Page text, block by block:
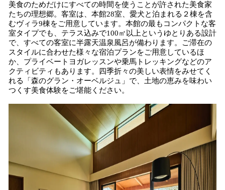
美食のためだけにすべての時間を使うことが許された美食家
たちの理想郷。客室は、本館28室、愛犬と泊まれる２棟を含
むヴィラ9棟をご用意しています。本館の最もコンパクトな客
室タイプでも、テラス込みで100㎡以上というゆとりある設計
で、すべての客室に半露天温泉風呂が備わります。ご滞在の
スタイルに合わせた様々な宿泊プランをご用意しているほ
か、プライベートヨガレッスンや乗馬トレッキングなどのア
クティビティもあります。四季折々の美しい表情をみせてく
れる「森のグラン・オーベルジュ」で、土地の恵みを味わい
つくす美食体験をご堪能ください。